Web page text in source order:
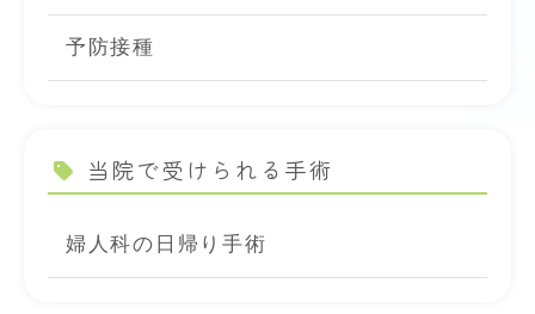
予防接種
当院で受けられる手術
婦人科の日帰り手術